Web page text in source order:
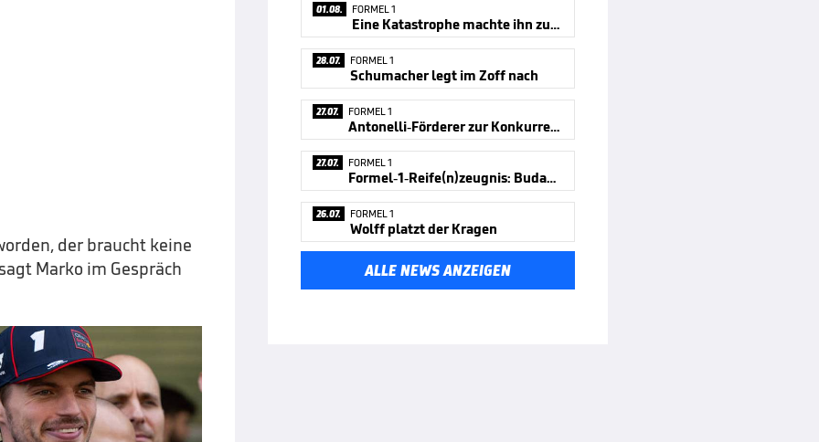
der braucht keine
Marko im Gespräch
01.08. FORMEL 1
Eine Katastrophe machte ihn zum Mythos
28.07. FORMEL 1
Schumacher legt im Zoff nach
27.07. FORMEL 1
Antonelli-Förderer zur Konkurrenz
27.07. FORMEL 1
Formel-1-Reife(n)zeugnis: Budapest
26.07. FORMEL 1
Wolff platzt der Kragen
ALLE NEWS ANZEIGEN